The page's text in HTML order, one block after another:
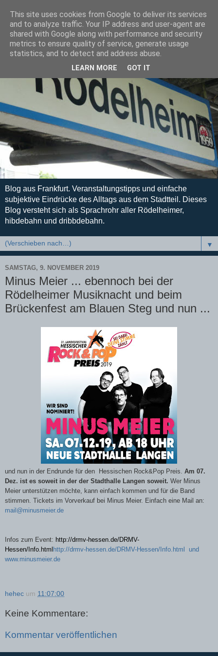
Blog aus Frankfurt. Veranstaltungstipps und einfache
subjektive Eindrücke des Alltags aus dem Stadtteil. Dieses
Blog versteht sich als Sprachrohr aller Rödelheimer,
hibdebahn und dribbdebahn.
▼
SAMSTAG, 9. NOVEMBER 2019
Minus Meier ... ebennoch bei der
Rödelheimer Musiknacht und beim
Brückenfest am Blauen Steg und nun ...
und nun in der Endrunde für den Hessischen Rock&Pop Preis. Am 07.
Dez. ist es soweit in der der Stadthalle Langen soweit. Wer Minus
Meier unterstützen möchte, kann einfach kommen und für die Band
stimmen. Tickets im Vorverkauf bei Minus Meier. Einfach eine Mail an:
mail@minusmeier.de
Infos zum Event: http://drmv-hessen.de/DRMV-
Hessen/Info.html http://drmv-hessen.de/DRMV-Hessen/Info.html und
www.minusmeier.de
hehec um 11:07:00
Keine Kommentare:
Kommentar veröffentlichen
This site uses cookies from Google to deliver its services
and to analyze traffic. Your IP address and user-agent are
shared with Google along with performance and security
metrics to ensure quality of service, generate usage
statistics, and to detect and address abuse.
LEARN MORE GOT IT